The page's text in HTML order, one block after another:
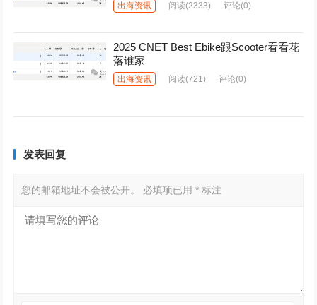
出海资讯 阅读(2333) 评论(0)
2025 CNET Best Ebike跟Scooter看看花
落谁家
出海资讯 阅读(721) 评论(0)
发表回复
您的邮箱地址不会被公开。 必填项已用* 标注